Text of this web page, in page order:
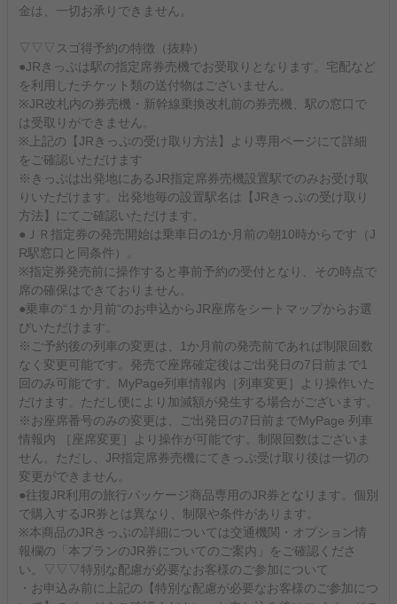
金は、一切お承りできません。
▽▽▽スゴ得予約の特徴（抜粋）
●JRきっぷは駅の指定席券売機でお受取りとなります。宅配など
を利用したチケット類の送付物はございません。
※JR改札内の券売機・新幹線乗換改札前の券売機、駅の窓口で
は受取りができません。
※上記の【JRきっぷの受け取り方法】より専用ページにて詳細
をご確認いただけます
※きっぷは出発地にあるJR指定席券売機設置駅でのみお受け取
りいただけます。出発地毎の設置駅名は【JRきっぷの受け取り
方法】にてご確認いただけます。
●ＪＲ指定券の発売開始は乗車日の1か月前の朝10時からです（J
R駅窓口と同条件）。
※指定券発売前に操作すると事前予約の受付となり、その時点で
席の確保はできておりません。
●乗車の“１か月前“のお申込からJR座席をシートマップからお選
びいただけます。
※ご予約後の列車の変更は、1か月前の発売前であれば制限回数
なく変更可能です。発売で座席確定後はご出発日の7日前まで1
回のみ可能です。MyPage列車情報内［列車変更］より操作いた
だけます。ただし便により加減額が発生する場合がございます。
※お座席番号のみの変更は、ご出発日の7日前までMyPage 列車
情報内 ［座席変更］より操作が可能です。制限回数はございま
せん。ただし、JR指定席券売機にてきっぷ受け取り後は一切の
変更ができません。
●往復JR利用の旅行パッケージ商品専用のJR券となります。個別
で購入するJR券とは異なり、制限や条件があります。
※本商品のJRきっぷの詳細については交通機関・オプション情
報欄の「本プランのJR券についてのご案内」をご確認くださ
い。▽▽▽特別な配慮が必要なお客様のご参加について
・お申込み前に上記の【特別な配慮が必要なお客様のご参加につ